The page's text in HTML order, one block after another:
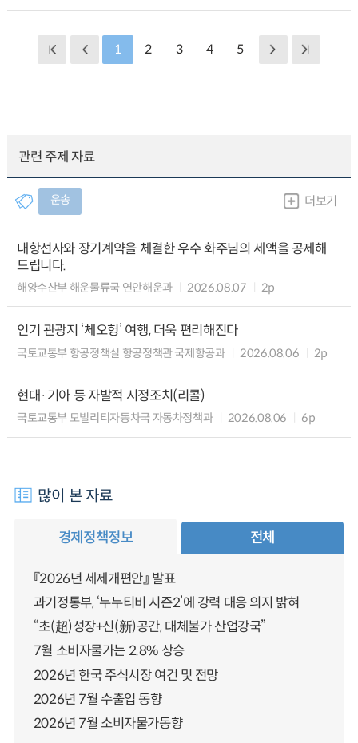
1 2 3 4 5
관련 주제 자료
운송 더보기
내항선사와 장기계약을 체결한 우수 화주님의 세액을 공제해
드립니다.
해양수산부 해운물류국 연안해운과 2026.08.07 2p
인기 관광지 ‘체오헝’ 여행, 더욱 편리해진다
국토교통부 항공정책실 항공정책관 국제항공과 2026.08.06 2p
현대·기아 등 자발적 시정조치(리콜)
국토교통부 모빌리티자동차국 자동차정책과 2026.08.06 6p
많이 본 자료
경제정책정보 전체
『2026년 세제개편안』 발표
과기정통부, ‘누누티비 시즌2’에 강력 대응 의지 밝혀
“초(超)성장+신(新)공간, 대체불가 산업강국”
7월 소비자물가는 2.8% 상승
2026년 한국 주식시장 여건 및 전망
2026년 7월 수출입 동향
2026년 7월 소비자물가동향